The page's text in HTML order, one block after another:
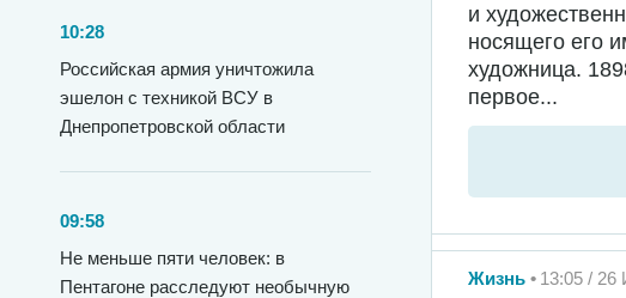
10:28
Российская армия уничтожила
эшелон с техникой ВСУ в
Днепропетровской области
09:58
Не меньше пяти человек: в
Пентагоне расследуют необычную
и
носящего его
художница.
первое...
Жизнь 13:05 / 26